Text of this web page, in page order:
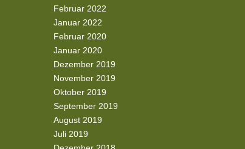
Februar 2022
Januar 2022
Februar 2020
Januar 2020
Dezember 2019
November 2019
Oktober 2019
September 2019
August 2019
Juli 2019